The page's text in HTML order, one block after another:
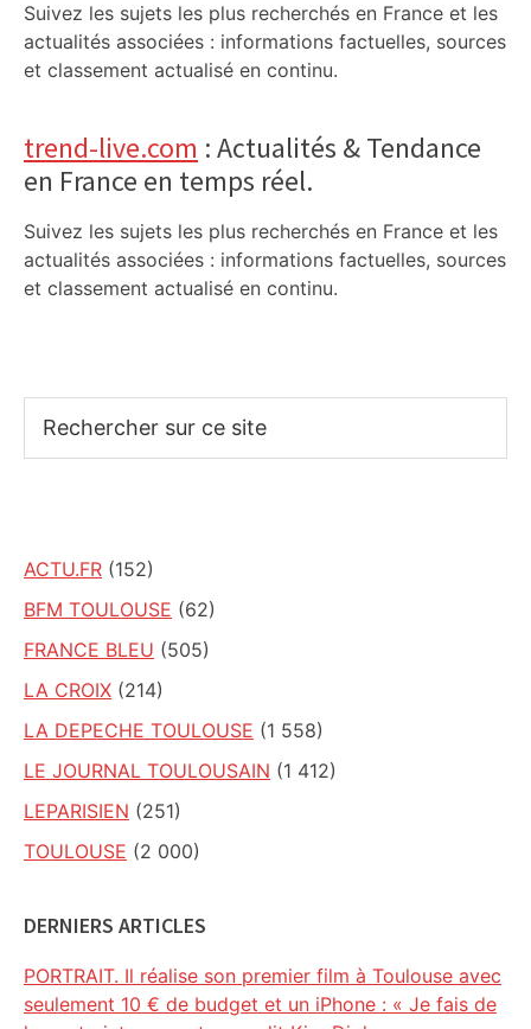
Suivez les sujets les plus recherchés en France et les
actualités associées : informations factuelles, sources
et classement actualisé en continu.
trend-live.com : Actualités & Tendance
en France en temps réel.
Suivez les sujets les plus recherchés en France et les
actualités associées : informations factuelles, sources
et classement actualisé en continu.
sur
ACTU.FR (152)
BFM TOULOUSE (62)
FRANCE BLEU (505)
LA CROIX (214)
LA DEPECHE TOULOUSE (1 558)
LE JOURNAL TOULOUSAIN (1 412)
LEPARISIEN (251)
TOULOUSE (2 000)
DERNIERS ARTICLES
PORTRAIT. Il réalise son premier film à Toulouse avec
seulement 10 € de budget et un iPhone : « Je fais de